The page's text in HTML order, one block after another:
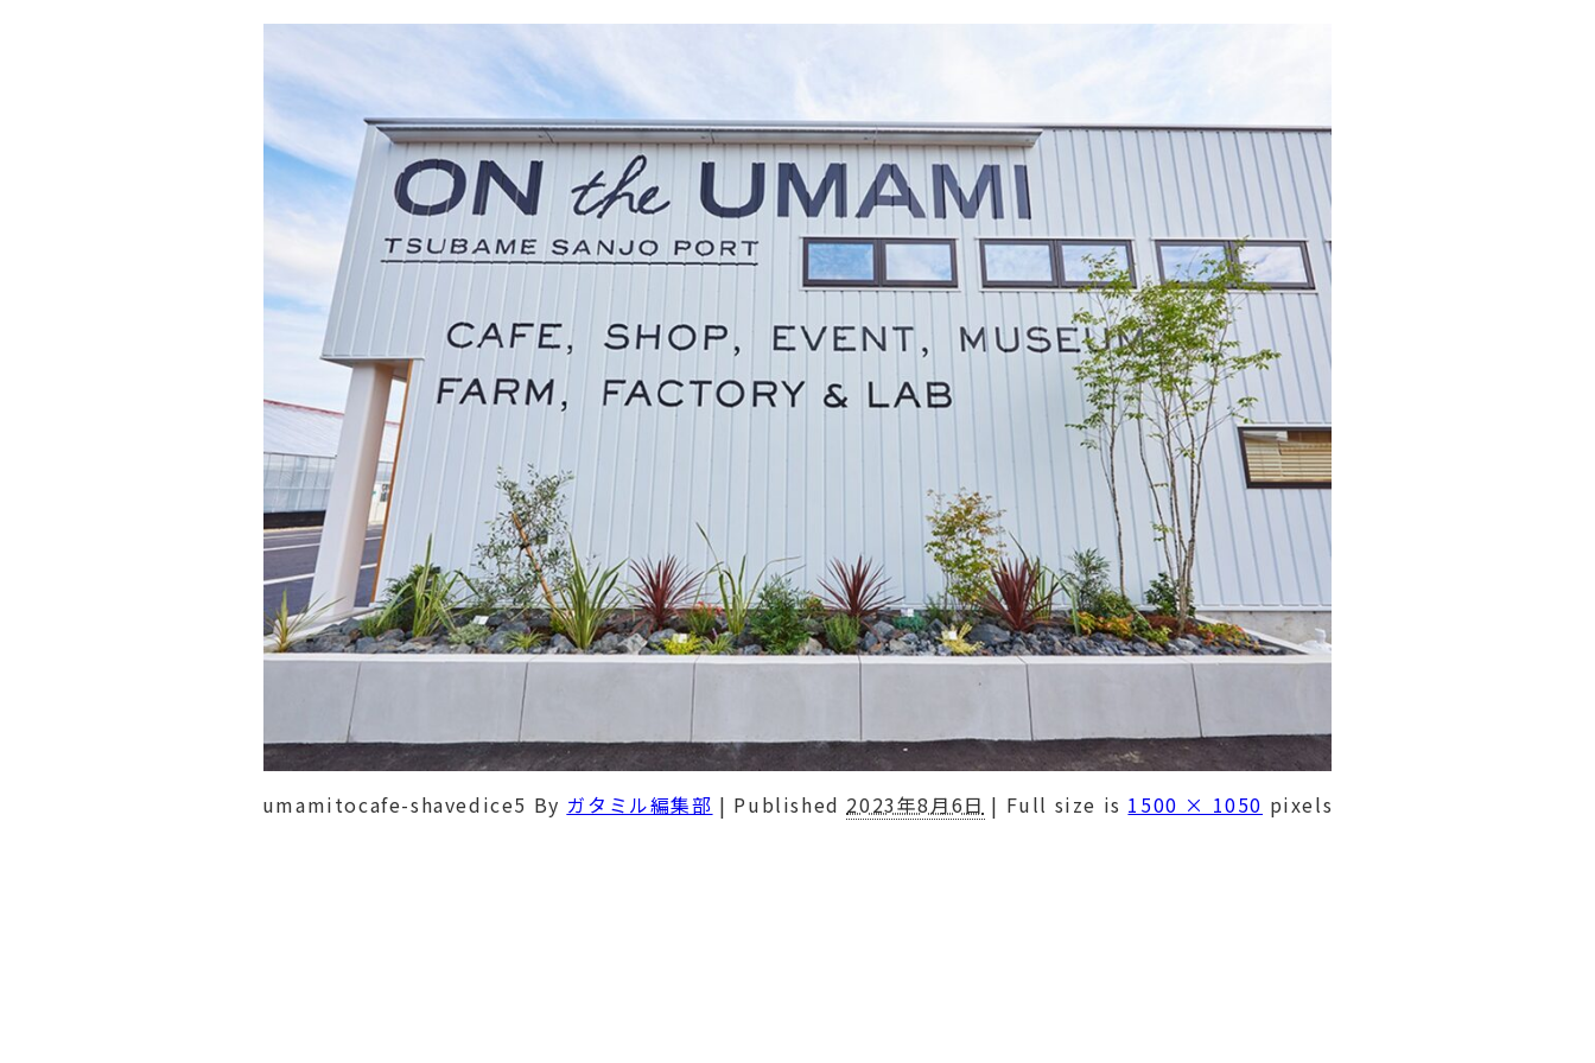
umamitocafe-shavedice5 By ガタミル編集部 | Published 2023年8月6日 | Full size is 1500 × 1050 pixels